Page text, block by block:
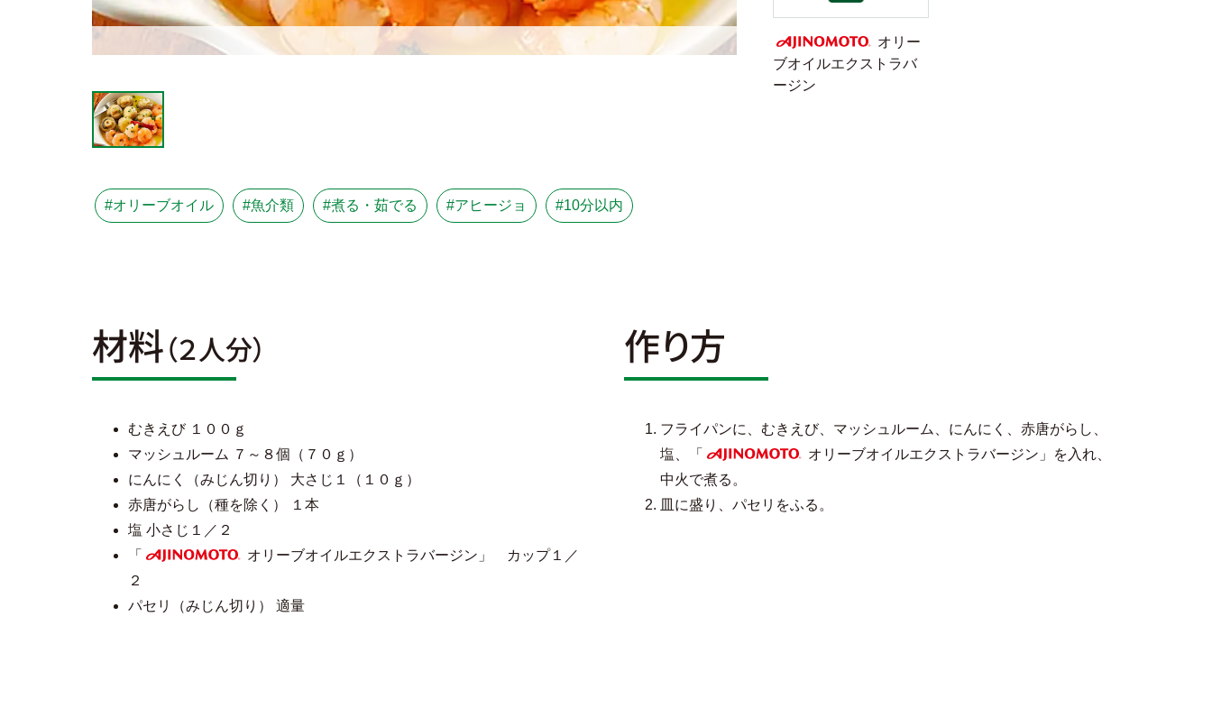
#オリーブオイル #魚介類 #煮る・茹でる #アヒージョ #10分以内
AJINOMOTO
オリー
ブオイルエクストラバ
ージン
材料（２人分）
むきえび １００ｇ
マッシュルーム ７～８個（７０ｇ）
にんにく（みじん切り） 大さじ１（１０ｇ）
赤唐がらし（種を除く） １本
塩 小さじ１／２
「
オリーブオイルエクストラバージン」 カップ１／
２
パセリ（みじん切り） 適量
作り方
フライパンに、むきえび、マッシュルーム、にんにく、赤唐がらし、
塩、「
AJINOMOTO
オリーブオイルエクストラバージン」を入れ、
中火で煮る。
皿に盛り、パセリをふる。